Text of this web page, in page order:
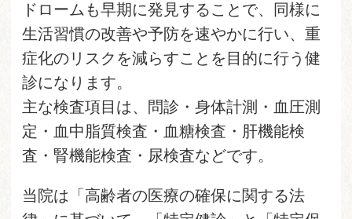
ドロームも早期に発見することで、同様に
生活習慣の改善や予防を速やかに行い、重
症化のリスクを減らすことを目的に行う健
診になります。
主な検査項目は、問診・身体計測・血圧測
定・血中脂質検査・血糖検査・肝機能検
査・腎機能検査・尿検査などです。
当院は「高齢者の医療の確保に関する法